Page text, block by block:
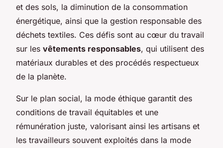
et des sols, la diminution de la consommation
énergétique, ainsi que la gestion responsable des
déchets textiles. Ces défis sont au cœur du travail
sur les vêtements responsables, qui utilisent des
matériaux durables et des procédés respectueux
de la planète.
Sur le plan social, la mode éthique garantit des
conditions de travail équitables et une
rémunération juste, valorisant ainsi les artisans et
les travailleurs souvent exploités dans la mode